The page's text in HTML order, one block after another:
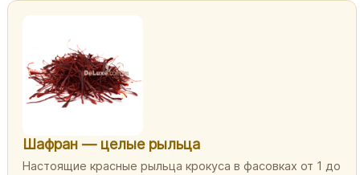
Шафран — целые рыльца
Настоящие красные рыльца крокуса в фасовках от 1 до